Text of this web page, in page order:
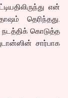
என்
தெரிந்தது.
நடத்திக் கொடுத்த
சார்பாக